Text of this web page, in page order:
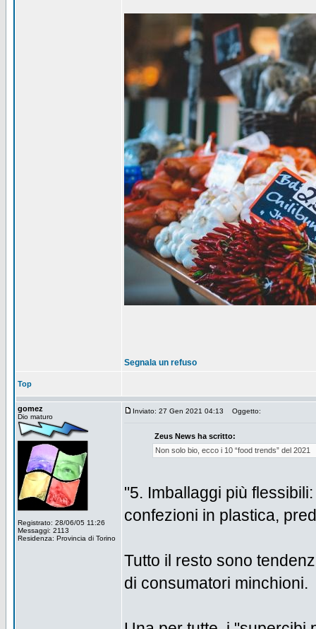
Segnala un refuso
Top
gomez
Dio maturo
Registrato: 28/06/05 11:26
Messaggi: 2113
Residenza: Provincia di Torino
Inviato: 27 Gen 2021 04:13 Oggetto:
Zeus News ha scritto:
Non solo bio, ecco i 10 “food trends” del 2021
"5. Imballaggi più
confezioni in plastica,
Tutto il resto sono
di consumatori minchioni.